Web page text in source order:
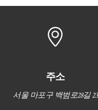
주소
서울 마포구 백범로28길 23